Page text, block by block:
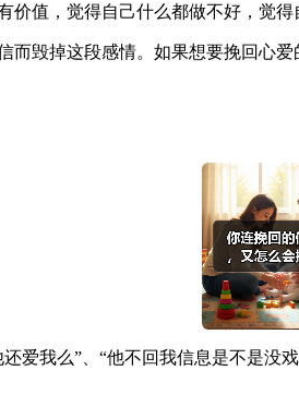
值，觉得自己什么都做不好，觉得
毁掉这段感情。如果想要挽回心爱
爱我么”、“他不回我信息是不是没